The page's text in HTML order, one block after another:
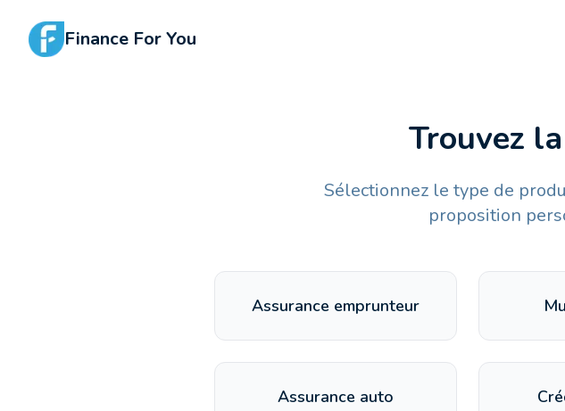
Finance For You
Trouvez
Sélectionnez le type de
proposition
Assurance emprunteur
Assurance auto